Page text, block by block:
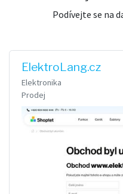
Podívejte se na
ElektroLang.cz
Elektronika
Prodej